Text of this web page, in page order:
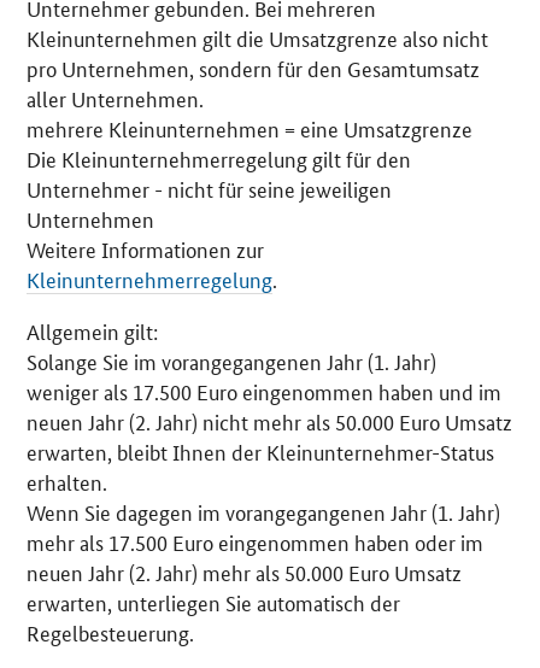
Unternehmer gebunden. Bei mehreren
Kleinunternehmen gilt die Umsatzgrenze also nicht
pro Unternehmen, sondern für den Gesamtumsatz
aller Unternehmen.
mehrere Kleinunternehmen = eine Umsatzgrenze
Die Kleinunternehmerregelung gilt für den
Unternehmer - nicht für seine jeweiligen
Unternehmen
Weitere Informationen zur
Kleinunternehmerregelung.
Allgemein gilt:
Solange Sie im vorangegangenen Jahr (1. Jahr)
weniger als 17.500 Euro eingenommen haben und im
neuen Jahr (2. Jahr) nicht mehr als 50.000 Euro Umsatz
erwarten, bleibt Ihnen der Kleinunternehmer-Status
erhalten.
Wenn Sie dagegen im vorangegangenen Jahr (1. Jahr)
mehr als 17.500 Euro eingenommen haben oder im
neuen Jahr (2. Jahr) mehr als 50.000 Euro Umsatz
erwarten, unterliegen Sie automatisch der
Regelbesteuerung.